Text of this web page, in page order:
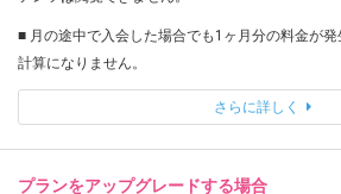
■ 月の途中で入会した場合でも1ヶ月分の料金が
計算になりません。
さらに詳しく
プランをアップグレードする場合